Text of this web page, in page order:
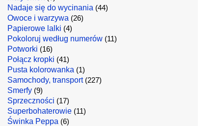
Nadaje się do wycinania (44)
Owoce i warzywa (26)
Papierowe lalki (4)
Pokoloruj według numerów (11)
Potworki (16)
Połącz kropki (41)
Pusta kolorowanka (1)
Samochody, transport(227)
Smerfy (9)
Sprzeczności (17)
Superbohaterowie (11)
Świnka Peppa (6)